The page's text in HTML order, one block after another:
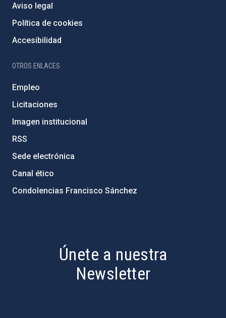
Aviso legal
Política de cookies
Accesibilidad
OTROS ENLACES
Empleo
Licitaciones
Imagen institucional
RSS
Sede electrónica
Canal ético
Condolencias Francisco Sánchez
Únete a nuestra
Newsletter